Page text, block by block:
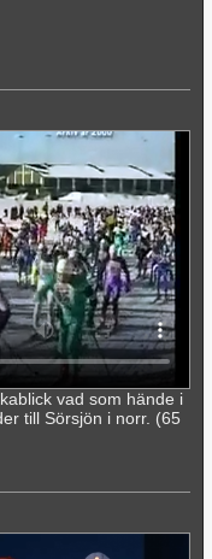
vad som hände i
till Sörsjön i norr. (65